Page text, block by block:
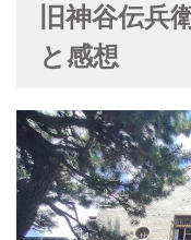
旧神谷伝兵
と感想